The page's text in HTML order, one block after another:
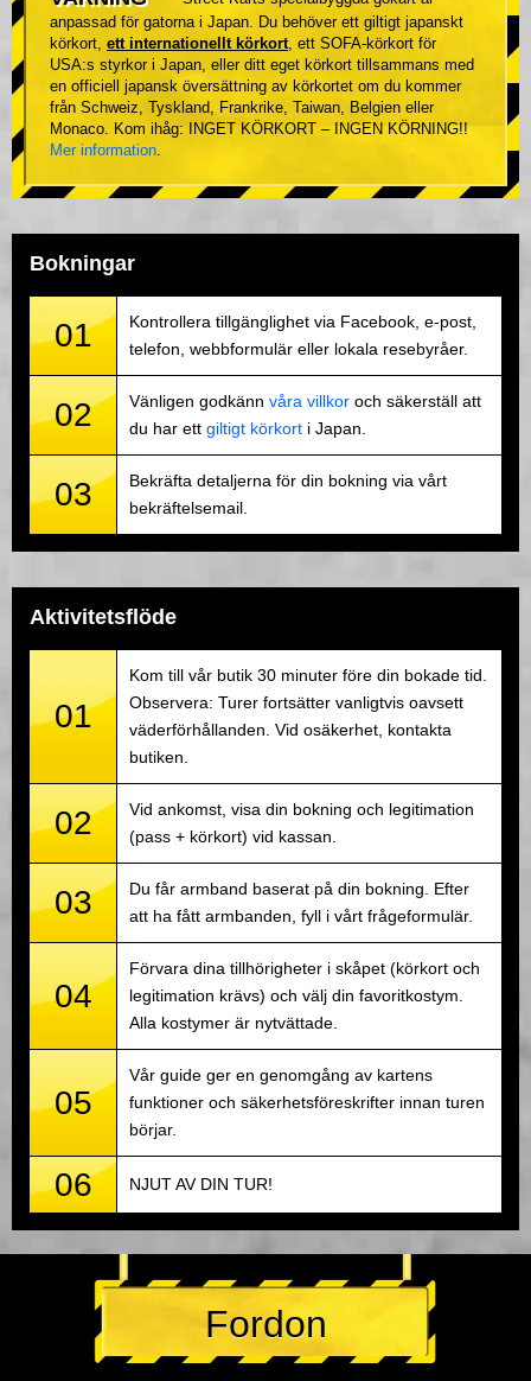
anpassad för gatorna i Japan. Du behöver ett giltigt japanskt
körkort, ett internationellt körkort, ett SOFA-körkort för
USA:s styrkor i Japan, eller ditt eget körkort tillsammans med
en officiell japansk översättning av körkortet om du kommer
från Schweiz, Tyskland, Frankrike, Taiwan, Belgien eller
Monaco. Kom ihåg: INGET KÖRKORT – INGEN KÖRNING!!
Mer information.
Bokningar
01
Kontrollera tillgänglighet via Facebook, e-post,
telefon, webbformulär eller lokala resebyråer.
02 Vänligen godkänn våra villkor och säkerställ att
du har ett giltigt körkort i Japan.
03
Bekräfta detaljerna för din bokning via vårt
bekräftelsemail.
Aktivitetsflöde
01
Kom till vår butik 30 minuter före din bokade tid.
Observera: Turer fortsätter vanligtvis oavsett
väderförhållanden. Vid osäkerhet, kontakta
butiken.
02
Vid ankomst, visa din bokning och legitimation
(pass + körkort) vid kassan.
03
Du får armband baserat på din bokning. Efter
att ha fått armbanden, fyll i vårt frågeformulär.
04
Förvara dina tillhörigheter i skåpet (körkort och
legitimation krävs) och välj din favoritkostym.
Alla kostymer är nytvättade.
05
Vår guide ger en genomgång av kartens
funktioner och säkerhetsföreskrifter innan turen
börjar.
06 NJUT AV DIN TUR!
Fordon